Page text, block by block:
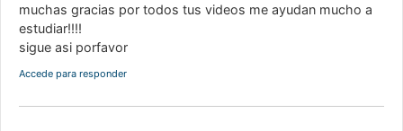
muchas gracias por todos tus videos me ayudan mucho a
estudiar!!!!
sigue asi porfavor
Accede para responder